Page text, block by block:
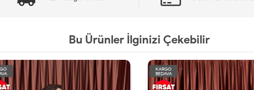
Bu Ürünler İlginizi Çekebilir
KARGO
BEDAVA